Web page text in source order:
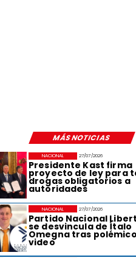
MÁS NOTICIAS
27/07/2026
Presidente Kast firma
proyecto de ley para
drogas obligatorios a
autoridades
NACIONAL
27/07/2026
Partido Nacional
se desvincula de Ítalo
Omegna tras polémico
video
NACIONAL